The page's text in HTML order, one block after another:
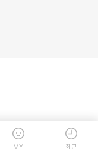
MY 최근